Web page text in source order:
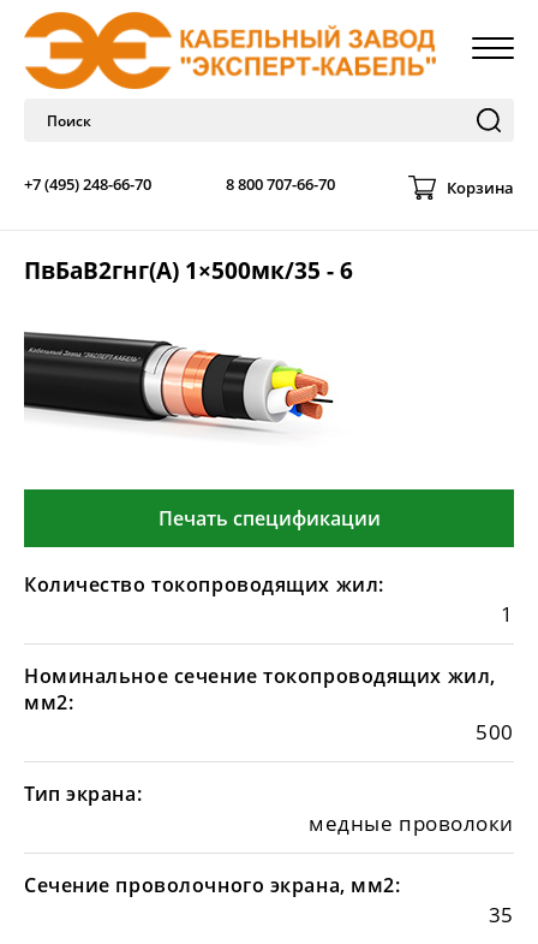
+7 (495) 248-66-70 8 800 707-66-70 Корзина
ПвБаВ2гнг(А) 1×500мк/35 - 6
Печать спецификации
Количество токопроводящих жил:
1
Номинальное сечение токопроводящих жил,
мм2:
500
Тип экрана:
медные проволоки
Сечение проволочного экрана, мм2:
35